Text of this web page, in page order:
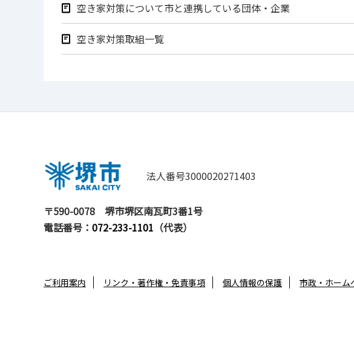
空き家対策について市と連携している団体・企業
空き家対策取組一覧
法人番号3000020271403
〒590-0078
堺市堺区南瓦町3番1号
電話番号： 072-233-1101 （代表）
ご利用案内 リンク・著作権・免責事項 個人情報の保護 市政・ホーム